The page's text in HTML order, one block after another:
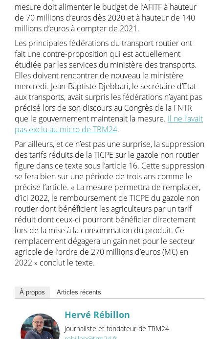
mesure doit alimenter le budget de l’AFITF à hauteur
de 70 millions d’euros dès 2020 et à hauteur de 140
millions d’euros à compter de 2021.
Les principales fédérations du transport routier ont
fait une contre-proposition qui est actuellement
étudiée par les services du ministère des transports.
Elles doivent rencontrer de nouveau le ministère
mercredi. Jean-Baptiste Djebbari, le secrétaire d’Etat
aux transports, avait surpris les fédérations n’ayant pas
précisé lors de son discours au Congrès de la FNTR
que le gouvernement maintenait la mesure. Il ne l’avait
pas exclu au micro de TRM24.
Par ailleurs, et ce n’est pas une surprise, la suppression
des tarifs réduits de la TICPE sur le gazole non routier
figure dans ce texte sous l’article 16. Cette suppression
se fera bien sur une période de trois ans comme le
précise l’article. « La mesure permettra de remplacer,
d’ici 2022, le remboursement de TICPE du gazole non
routier dont bénéficient les agriculteurs par un tarif
réduit dont ceux-ci pourront bénéficier directement
lors de la mise à la consommation du produit. Ce
remplacement dégagera un gain net pour le secteur
agricole de l’ordre de 270 millions d’euros (M€) en
2022 » conclut le texte.
À propos Articles récents
Hervé Rébillon
Journaliste et fondateur de TRM24